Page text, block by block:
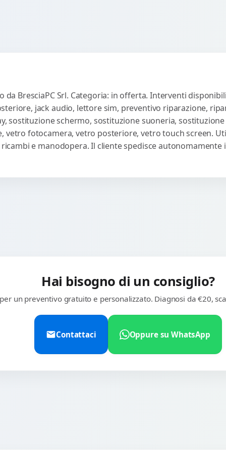
BresciaPC Srl. Categoria: in offerta. Interventi
jack audio, lettore sim, preventivo riparazione,
sostituzione schermo, sostituzione suoneria,
vetro fotocamera, vetro posteriore, vetro touch screen.
e manodopera. Il cliente spedisce autonomamente
Hai bisogno di un consiglio?
un preventivo gratuito e personalizzato. Diagnosi da €20,
Contattaci Oppure su WhatsApp